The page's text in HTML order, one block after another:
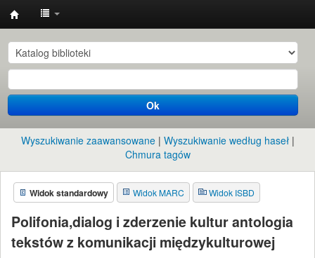
Instytut
Etnologii
i
Antropologii
Kulturowej
UW
Ok
Wyszukiwanie zaawansowane
Wyszukiwanie według haseł
Chmura tagów
Widok standardowy Widok MARC Widok ISBD
Polifonia,dialog i zderzenie kultur antologia
tekstów z komunikacji międzykulturowej